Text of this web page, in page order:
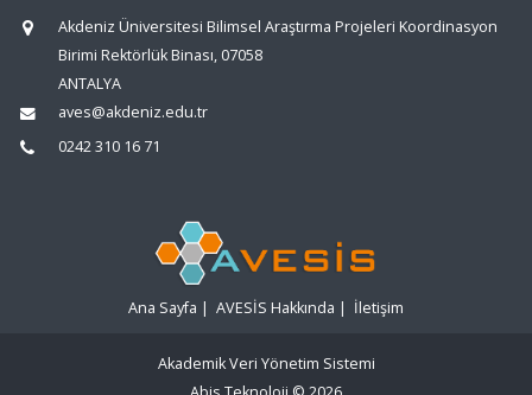
Akdeniz Üniversitesi Bilimsel Araştırma Projeleri Koordinasyon
Birimi Rektörlük Binası, 07058
ANTALYA
aves@akdeniz.edu.tr
0242 310 16 71
Ana Sayfa | AVESİS Hakkında | İletişim
Akademik Veri Yönetim Sistemi